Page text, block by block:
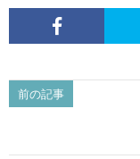
前の記事